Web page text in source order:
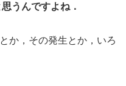
うんですよね．
か，その発生とか，いろ